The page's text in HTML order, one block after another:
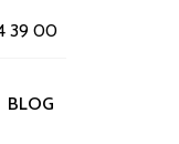
39 00
BLOG